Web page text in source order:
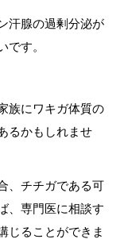
汗腺の過剰分泌が
です。
族にワキガ体質の
るかもしれませ
、チチガである可
、専門医に相談す
じることができま